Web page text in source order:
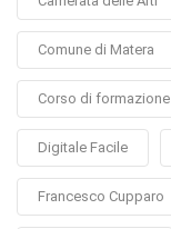
Comune di Matera
Corso di formazione
Digitale Facile
Francesco Cupparo